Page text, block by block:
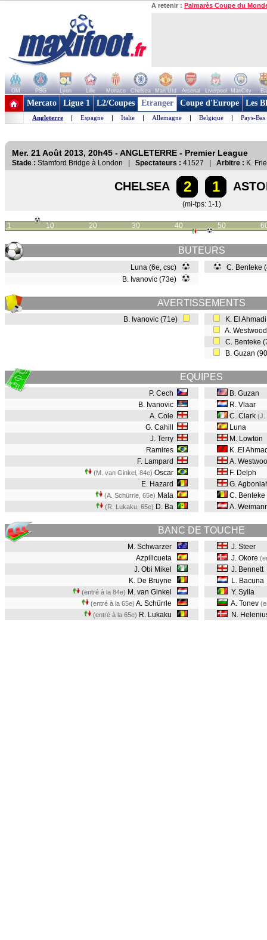
A retenir : Palmarès Coupe du
OM PSG Lyon Lille Monaco Chelsea Man Utd Arsenal Liverpool ManCity
+ de clubs
Mercato Ligue 1 L2/Coupes Etranger Coupe d'Europe Les
Angleterre | Espagne | Italie | Allemagne | Belgique | Pays-Bas
Mer. 21 Août 2013, 20h45 - ANGLETERRE - Premier League
Stade : Stamford Bridge à London | Spectateurs : 41527 | Arbitre : K.
CHELSEA 2 1
(mi-tps: 1-1)
1 10 20 30 40 50
BUTEURS
Luna (6e, csc)
B. Ivanovic (73e)
C. Benteke
AVERTISSEMENTS
B. Ivanovic (71e)
K. El
A.
C. Benteke
B. Guzan
EQUIPES
P. Cech
B. Ivanovic
A. Cole
G. Cahill
J. Terry
Ramires
F. Lampard
(M. van Ginkel, 84e) Oscar
E. Hazard
(A. Schürrle, 65e) Mata
(R. Lukaku, 65e) D. Ba
B. Guzan
R. Vlaar
C. Clark (J.
Luna
M. Lowton
K. El
A.
F. Delph
G.
C. Benteke
A.
BANC DE TOUCHE
M. Schwarzer
Azpilicueta
J. Obi Mikel
K. De Bruyne
(entré à la 84e) M. van Ginkel
(entré à la 65e) A. Schürrle
(entré à la 65e) R. Lukaku
J. Steer
J. Okore
J. Bennett
L. Bacuna
Y. Sylla
A. Tonev
N.